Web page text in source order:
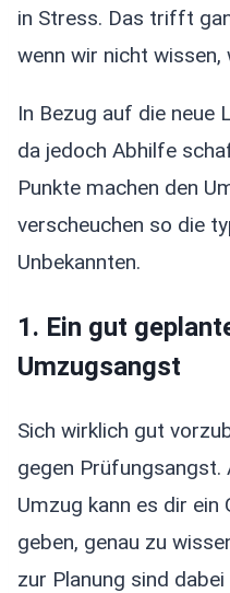
in Stress. Das trifft
wenn wir nicht
In Bezug auf die neue
da jedoch Abhilfe
Punkte machen den
verscheuchen so die
Unbekannten.
1. Ein gut
Umzugsangst
Sich wirklich gut
gegen Prüfungsangst.
Umzug kann es dir ein
geben, genau zu
zur Planung sind